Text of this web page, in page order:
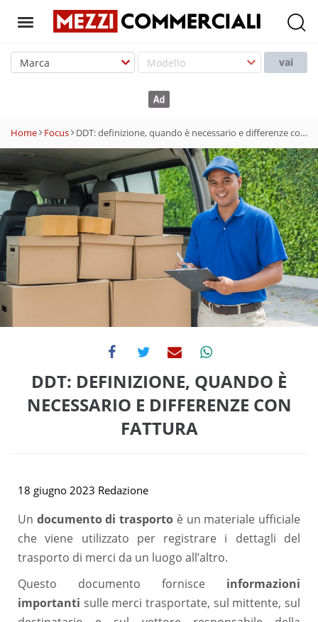
T
g
n
a
v
g
a
vai
Home Focus DDT: definizione, quando è necessario e differenze con fattura
DDT: DEFINIZIONE, QUANDO È
NECESSARIO E DIFFERENZE CON
FATTURA
18 giugno 2023 Redazione
Un documento di trasporto è un materiale ufficiale
che viene utilizzato per registrare i dettagli del
trasporto di merci da un luogo all’altro.
Questo documento fornisce informazioni
importanti sulle merci trasportate, sul mittente, sul